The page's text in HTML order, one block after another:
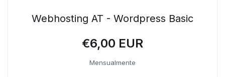
Webhosting AT - Wordpress Basic
€6,00 EUR
Mensualmente